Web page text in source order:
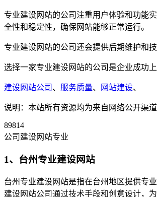
专业建设网站的公司注重用户体验和功能
全性和稳定性，确保网站能够正常运行。
专业建设网站的公司还会提供后期维护和
选择一家专业建设网站的公司是企业成功
建设网站公司 、 服务质量、 网站建设、
说明：本站所有资源均为来自网络公开渠
89814
公司建设网站专业
1、台州专业建设网站
台州专业建设网站是指在台州地区提供专
建设网站公司通过技术手段和创意设计，